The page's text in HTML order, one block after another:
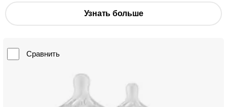
Узнать больше
Сравнить